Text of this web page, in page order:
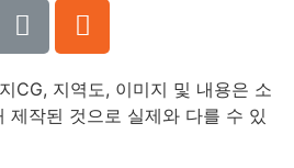
CG, 지역도, 이미지 및 내용은 소
제작된 것으로 실제와 다를 수 있